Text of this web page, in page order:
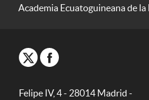
Academia Ecuatoguineana de la
Felipe IV, 4 - 28014 Madrid -